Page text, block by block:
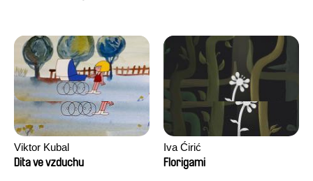
Viktor Kubal
Dita ve vzduchu
Iva Ćirić
Florigami